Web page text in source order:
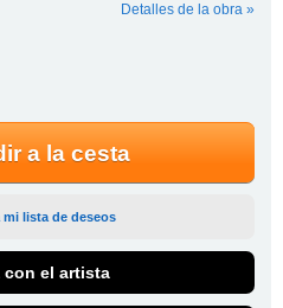
Detalles de la obra »
a la cesta
mi lista de deseos
con el artista